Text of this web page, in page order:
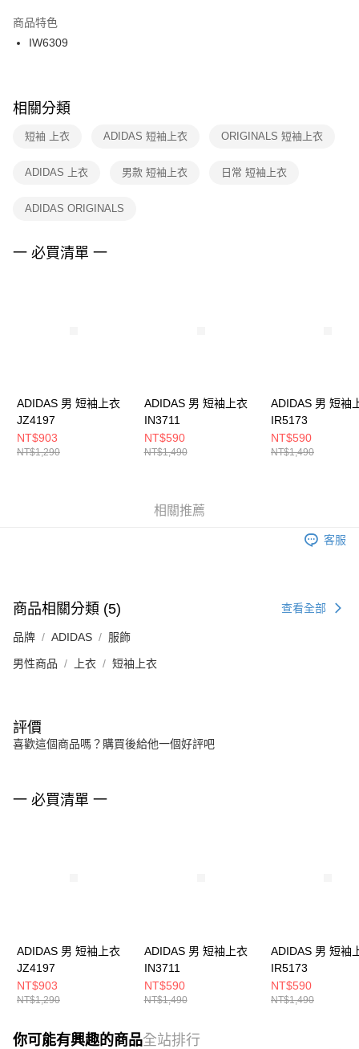
２．訂單成立數日內，您將收到繳費通知簡訊。
３．收到繳費通知簡訊後14天內，點擊此簡訊中的連結，可透過四大超商／
ATM／網路銀行／等多元方式進行付款，方視為交易完成。
※ 交易是否成功請以「AFTEE先享後付 」之結帳頁面顯示為準，若有關於
是否繳費成功／繳費後需取消欲退款等相關疑問，請聯繫「AFTEE先享後付
客戶支援中心」
https://netprotections.freshdesk.com/support/home
１．透過由恩沛科技股份有限公司提供之「AFTEE先享後付」服務完成之交
權轉讓予恩沛科技股份有限公司。
３．未成年的使用者請事先徵得法定代理人或監護人之同意方可使用
「AFTEE先享後付」，若未經同意申辦者引起之損失，本公司不負相關責
付款後門市自取
每筆NT$100，滿NT$1,500(含以上)免運費
商品特色
IW6309
相關分類
短袖 上衣 ADIDAS 短袖上衣 ORIGINALS 短袖上衣
ADIDAS 上衣 男款 短袖上衣 日常 短袖上衣
ADIDAS ORIGINALS
一 必買清單 一
ADIDAS 男 短袖上衣
JZ4197
NT$903
NT$1,290
ADIDAS 男 短袖上衣
IN3711
NT$590
NT$1,490
ADIDAS 男 短袖
IR5173
NT$590
NT$1,490
相關推薦
客服
商品相關分類 (5) 查看全部
品牌 ADIDAS 服飾
男性商品 上衣 短袖上衣
評價
喜歡這個商品嗎？購買後給他一個好評吧
一 必買清單 一
ADIDAS 男 短袖上衣
JZ4197
NT$903
NT$1,290
ADIDAS 男 短袖上衣
IN3711
NT$590
NT$1,490
ADIDAS 男 短袖
IR5173
NT$590
NT$1,490
你可能有興趣的商品全站排行